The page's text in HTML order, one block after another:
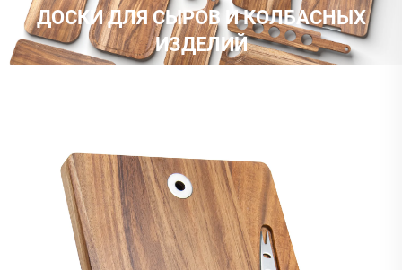
ДОСКИ ДЛЯ СЫРОВ И КОЛБАСНЫХ
ИЗДЕЛИЙ